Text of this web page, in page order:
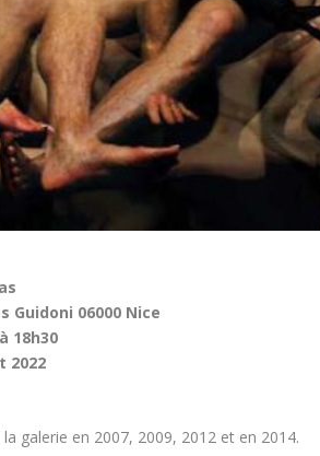
Guidoni 06000 Nice
18h30
2022
galerie en 2007, 2009, 2012 et en 2014.